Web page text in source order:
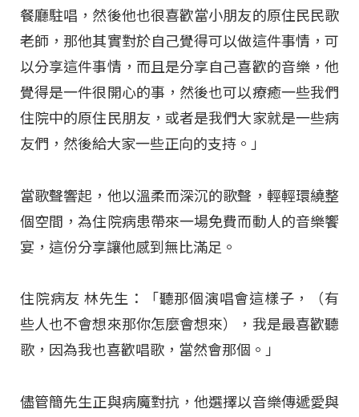
餐廳駐唱，然後他也很喜歡當小朋友的原住民民歌
老師，那他其實對於自己覺得可以做這件事情，可
以分享這件事情，而且是分享自己喜歡的音樂，他
覺得是一件很開心的事，然後也可以療癒一些我們
住院中的原住民朋友，或者是我們大家就是一些病
友們，然後給大家一些正向的支持。」
當歌聲響起，他以溫柔而深沉的歌聲，輕輕環繞整
個空間，為住院病患帶來一場免費而動人的音樂饗
宴，這份分享讓他感到無比滿足。
住院病友 林先生：「聽那個演唱會這樣子，（有
些人也不會想來那你怎麼會想來），我是最喜歡聽
歌，因為我也喜歡唱歌，當然會那個。」
儘管簡先生正與病魔對抗，他選擇以音樂傳遞愛與